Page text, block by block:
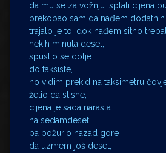
da mu se za vožnju isplati cijena
prekopao sam da nađem
trajalo je to, dok nađem sitno
nekih minuta deset,
spustio se dolje
do taksiste,
no vidim prekid na taksimetru
želio da stisne,
cijena je sada narasla
na sedamdeset,
pa požurio nazad gore
da uzmem još deset,